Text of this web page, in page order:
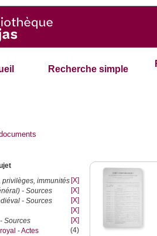
Recherche simple
privilèges, immunités [X]
- Sources
[X]
- Sources
[X]
[X]
Sources
[X]
- Actes
(4)